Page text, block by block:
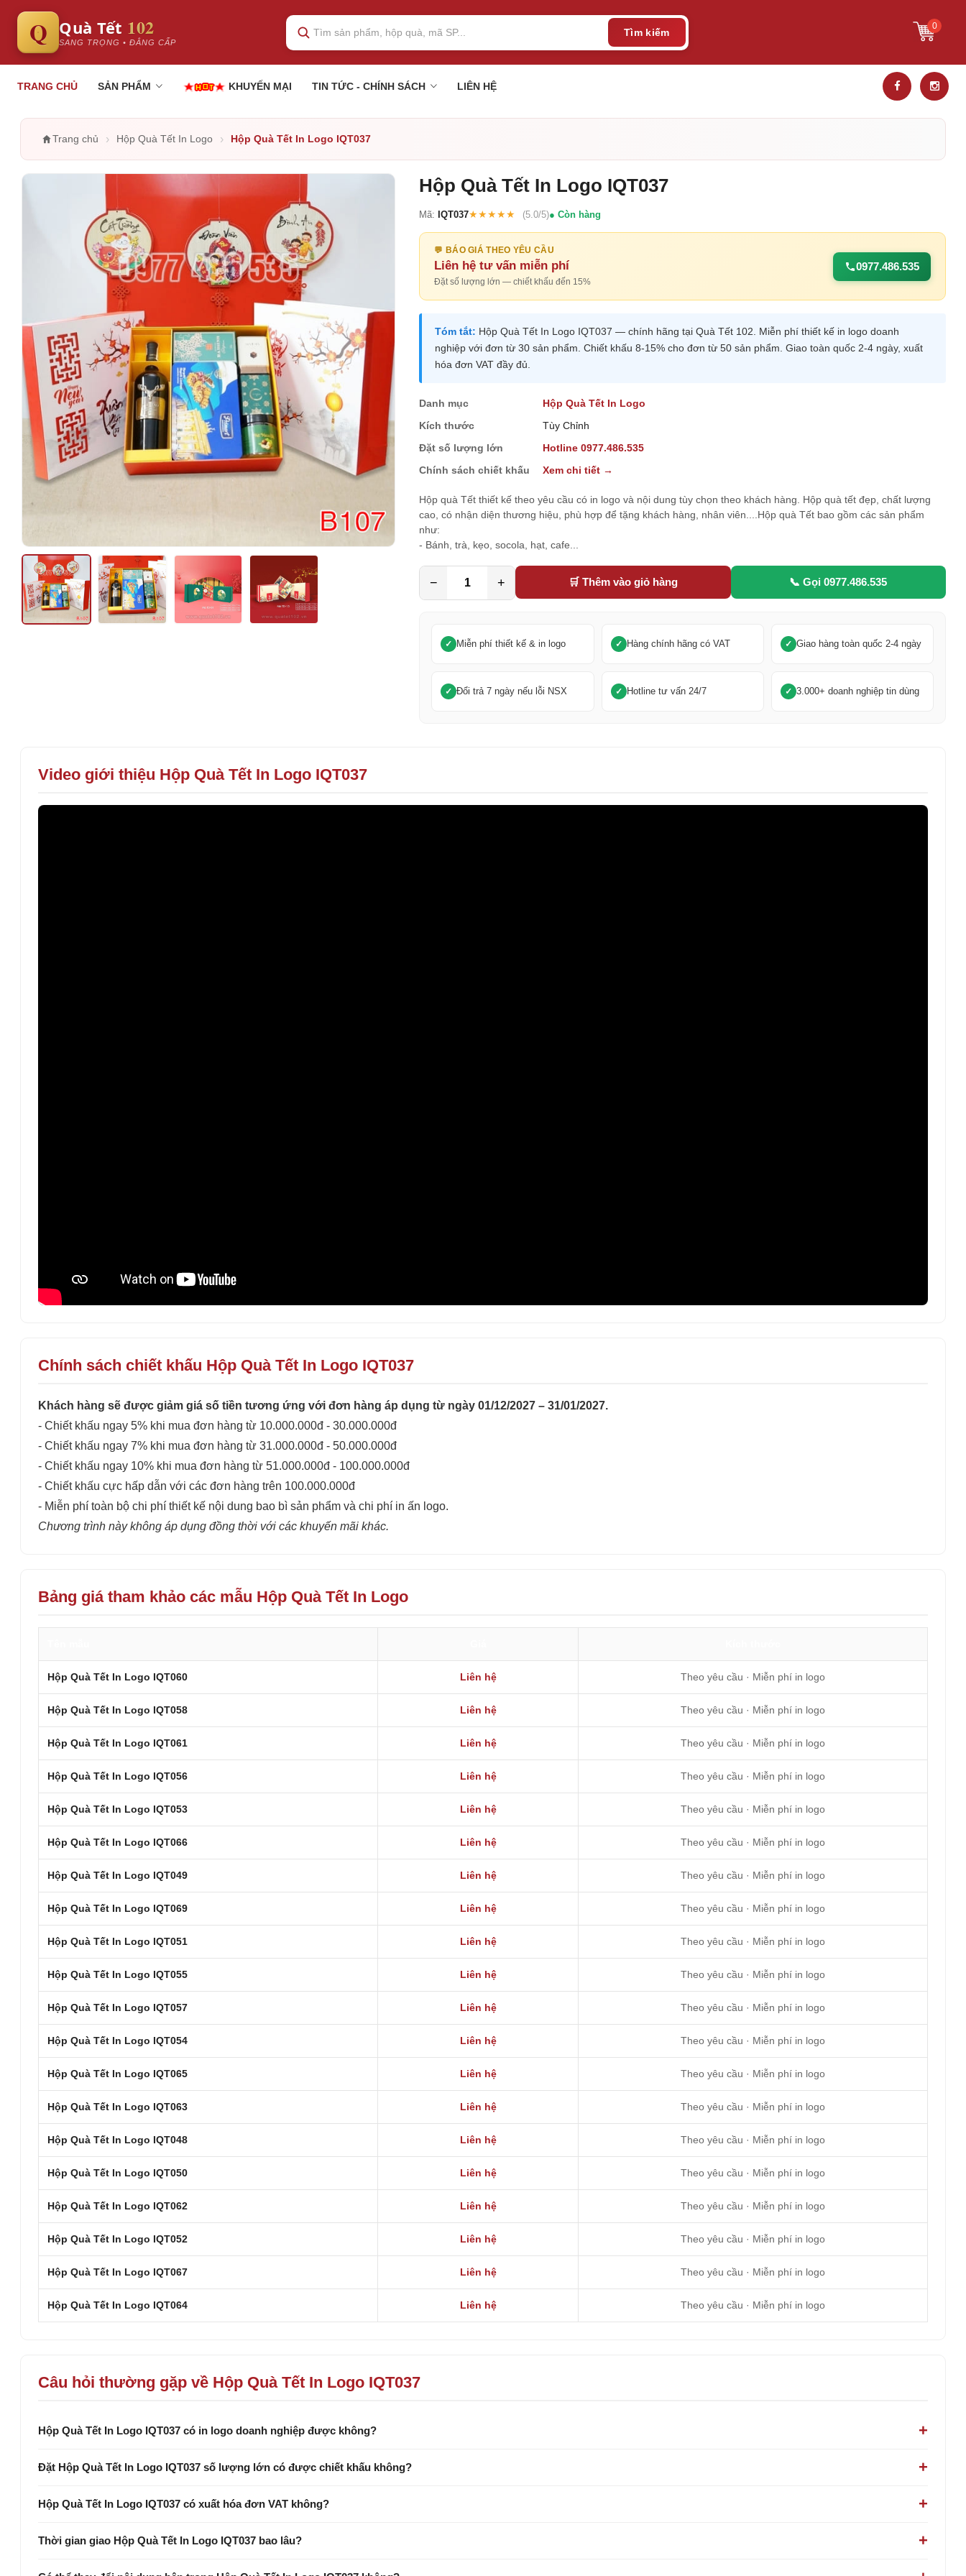
Q Quà Tết 102
SANG TRỌNG • ĐẲNG CẤP
0
Tìm kiếm
TRANG CHỦ SẢN PHẨM KHUYẾN MẠI TIN TỨC - CHÍNH SÁCH LIÊN HỆ
Trang chủ › Hộp Quà Tết In Logo › Hộp Quà Tết In Logo IQT037
Hộp Quà Tết In Logo IQT037
Mã: IQT037★★★★★ (5.0/5) Còn hàng
💬 BÁO GIÁ THEO YÊU CẦU
Liên hệ tư vấn miễn phí
Đặt số lượng lớn — chiết khấu đến 15%
0977.486.535
Tóm tắt: Hộp Quà Tết In Logo IQT037 — chính hãng tại Quà Tết 102. Miễn phí thiết kế in logo doanh
nghiệp với đơn từ 30 sản phẩm. Chiết khấu 8-15% cho đơn từ 50 sản phẩm. Giao toàn quốc 2-4 ngày, xuất
hóa đơn VAT đầy đủ.
Danh mục
Hộp Quà Tết In Logo
Kích thước
Tùy Chỉnh
Đặt số lượng lớn
Hotline 0977.486.535
Chính sách chiết khấu
Xem chi tiết →
Hộp quà Tết thiết kế theo yêu cầu có in logo và nội dung tùy chọn theo khách hàng. Hộp quà tết đẹp, chất lượng
cao, có nhận diện thương hiệu, phù hợp để tặng khách hàng, nhân viên....Hộp quà Tết bao gồm các sản phẩm
như:
- Bánh, trà, kẹo, socola, hạt, cafe...
− + 🛒 Thêm vào giỏ hàng 📞 Gọi 0977.486.535
Miễn phí thiết kế & in logo Hàng chính hãng có VAT Giao hàng toàn quốc 2-4 ngày
Đổi trả 7 ngày nếu lỗi NSX Hotline tư vấn 24/7 3.000+ doanh nghiệp tin dùng
Video giới thiệu Hộp Quà Tết In Logo IQT037
Chính sách chiết khấu Hộp Quà Tết In Logo IQT037
Khách hàng sẽ được giảm giá số tiền tương ứng với đơn hàng áp dụng từ ngày 01/12/2027 – 31/01/2027.
- Chiết khấu ngay 5% khi mua đơn hàng từ 10.000.000đ - 30.000.000đ
- Chiết khấu ngay 7% khi mua đơn hàng từ 31.000.000đ - 50.000.000đ
- Chiết khấu ngay 10% khi mua đơn hàng từ 51.000.000đ - 100.000.000đ
- Chiết khấu cực hấp dẫn với các đơn hàng trên 100.000.000đ
- Miễn phí toàn bộ chi phí thiết kế nội dung bao bì sản phẩm và chi phí in ấn logo.
Chương trình này không áp dụng đồng thời với các khuyến mãi khác.
Bảng giá tham khảo các mẫu Hộp Quà Tết In Logo
Hộp Quà Tết In Logo IQT060 Liên hệ Theo yêu cầu · Miễn phí in logo
Hộp Quà Tết In Logo IQT058 Liên hệ Theo yêu cầu · Miễn phí in logo
Hộp Quà Tết In Logo IQT061 Liên hệ Theo yêu cầu · Miễn phí in logo
Hộp Quà Tết In Logo IQT056 Liên hệ Theo yêu cầu · Miễn phí in logo
Hộp Quà Tết In Logo IQT053 Liên hệ Theo yêu cầu · Miễn phí in logo
Hộp Quà Tết In Logo IQT066 Liên hệ Theo yêu cầu · Miễn phí in logo
Hộp Quà Tết In Logo IQT049 Liên hệ Theo yêu cầu · Miễn phí in logo
Hộp Quà Tết In Logo IQT069 Liên hệ Theo yêu cầu · Miễn phí in logo
Hộp Quà Tết In Logo IQT051 Liên hệ Theo yêu cầu · Miễn phí in logo
Hộp Quà Tết In Logo IQT055 Liên hệ Theo yêu cầu · Miễn phí in logo
Hộp Quà Tết In Logo IQT057 Liên hệ Theo yêu cầu · Miễn phí in logo
Hộp Quà Tết In Logo IQT054 Liên hệ Theo yêu cầu · Miễn phí in logo
Hộp Quà Tết In Logo IQT065 Liên hệ Theo yêu cầu · Miễn phí in logo
Hộp Quà Tết In Logo IQT063 Liên hệ Theo yêu cầu · Miễn phí in logo
Hộp Quà Tết In Logo IQT048 Liên hệ Theo yêu cầu · Miễn phí in logo
Hộp Quà Tết In Logo IQT050 Liên hệ Theo yêu cầu · Miễn phí in logo
Hộp Quà Tết In Logo IQT062 Liên hệ Theo yêu cầu · Miễn phí in logo
Hộp Quà Tết In Logo IQT052 Liên hệ Theo yêu cầu · Miễn phí in logo
Hộp Quà Tết In Logo IQT067 Liên hệ Theo yêu cầu · Miễn phí in logo
Hộp Quà Tết In Logo IQT064 Liên hệ Theo yêu cầu · Miễn phí in logo
Câu hỏi thường gặp về Hộp Quà Tết In Logo IQT037
Hộp Quà Tết In Logo IQT037 có in logo doanh nghiệp được không?
Đặt Hộp Quà Tết In Logo IQT037 số lượng lớn có được chiết khấu không?
Hộp Quà Tết In Logo IQT037 có xuất hóa đơn VAT không?
Thời gian giao Hộp Quà Tết In Logo IQT037 bao lâu?